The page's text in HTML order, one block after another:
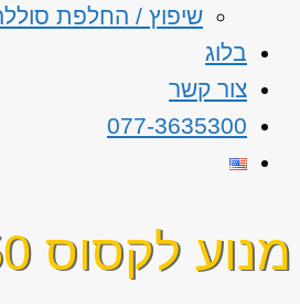
שיפוץ / החלפת
בלוג
צור קשר
077-3635300
מנוע לקסוס RX350